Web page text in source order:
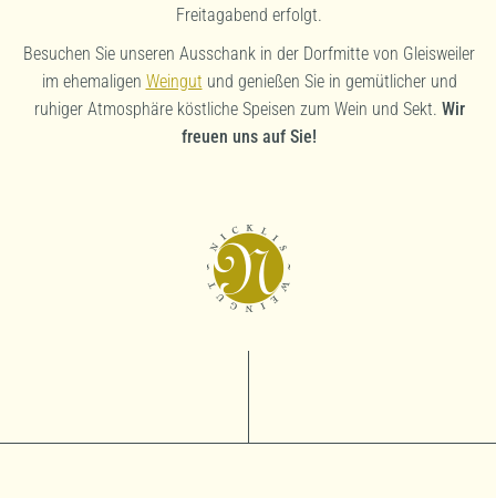
Freitagabend erfolgt.
Besuchen Sie unseren Ausschank in der Dorfmitte von Gleisweiler
im ehemaligen Weingut und genießen Sie in gemütlicher und
ruhiger Atmosphäre köstliche Speisen zum Wein und Sekt. Wir
freuen uns auf Sie!